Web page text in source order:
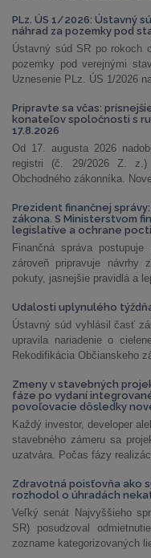
PLz. ÚS 1/2026: Ústavný
náhrad za pozemky pod
Ústavný súd SR po rokoch
pozemky pod verejnými
Uznesenie PLz. ÚS 1/2026
Pripravte sa včas:
konateľov spoločnosti s
17.8.2026
Od 17. augusta 2026
registri (č. 29/2026 Z.
Obchodného zákonníka.
Prezident finančnej
zákona. S Ministerstvom
legislatíve a ochrane
Finančná správa
zároveň pripravuje návrhy
pokuty, jasnejšie pravidlá a
Udalosti uplynulého
Ústavný súd vyhlásil časť
upravila nariadenie o
Rekodifikácia Občianskeho
Zmeny v stavebných
fáze po vydaní
povoľovacie dôsledky
Každý investor, developer
stavebného zámeru sa
uzatvára. Počas fázy
Zdravotná poisťovňa ako
rozhodol o úhradách
Veľký senát Najvyššieho
SR) posudzoval
zozname kategorizovaných